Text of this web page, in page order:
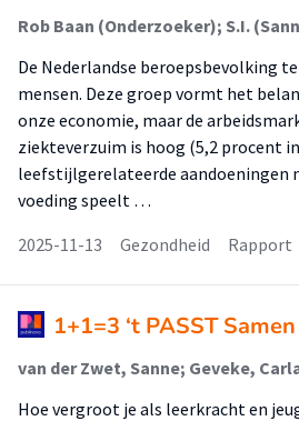
De Nederlandse beroepsbevolking
mensen. Deze groep vormt het
onze economie, maar de
ziekteverzuim is hoog (5,2 procent
leefstijlgerelateerde aandoeningen
voeding speelt …
2025-11-13
Gezondheid Rapport
1+1=3 ‘t PASST Samen
Hoe vergroot je als leerkracht en